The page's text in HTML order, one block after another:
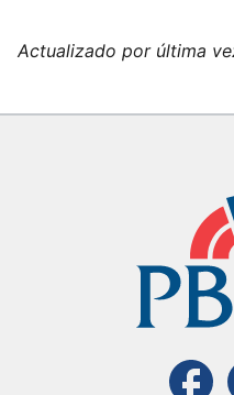
Actualizado por última
Visite